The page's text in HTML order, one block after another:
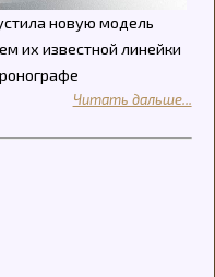
новую модель
их известной линейки
Читать дальше...